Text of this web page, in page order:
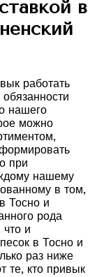
в
работать
нашего
можно
при
нашему
в том,
Тосно и
рода
что и
в Тосно и
раз ниже
те, кто привык